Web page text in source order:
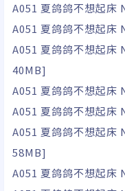
A051 夏鸽鸽不想起床
A051 夏鸽鸽不想起床
A051 夏鸽鸽不想起床
40MB]
A051 夏鸽鸽不想起床
A051 夏鸽鸽不想起床
A051 夏鸽鸽不想起床
58MB]
A051 夏鸽鸽不想起床